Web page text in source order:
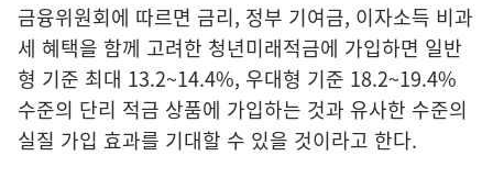
금융위원회에 따르면 금리, 정부 기여금, 이자소득 비과
세 혜택을 함께 고려한 청년미래적금에 가입하면 일반
형 기준 최대 13.2~14.4%, 우대형 기준 18.2~19.4%
수준의 단리 적금 상품에 가입하는 것과 유사한 수준의
실질 가입 효과를 기대할 수 있을 것이라고 한다.